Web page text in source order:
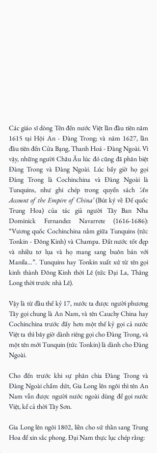
Các giáo sĩ dòng Tên đến nước Việt lần đầu tiên năm
1615 tại Hội An - Đàng Trong; và năm 1627, lần
đầu tiên đến Cửa Bạng, Thanh Hoá - Đàng Ngoài. Vì
vậy, những người Châu Âu lúc đó cũng đã phân biệt
Đàng Trong và Đàng Ngoài. Lúc bấy giờ họ gọi
Đàng Trong là Cochinchina và Đàng Ngoài là
Tunquins, như ghi chép trong quyển sách ‘An
Account of the Empire of China’ (Bút ký về Đế quốc
Trung Hoa) của tác giả người Tây Ban Nha
Dominick Fernandez Navarrete (1616-1686):
“Vương quốc Cochinchina nằm giữa Tunquins (tức
Tonkin - Đông Kinh) và Champa. Đất nước tốt đẹp
và nhiều tơ lụa và họ mang sang buôn bán với
Manila…”. Tunquins hay Tonkin xuất xứ từ tên gọi
kinh thành Đông Kinh thời Lê (tức Đại La, Thăng
Long thời trước nhà Lê).
Vậy là từ đầu thế kỷ 17, nước ta được người phương
Tây gọi chung là An Nam, và tên Cauchy China hay
Cochinchina trước đấy hơn một thế kỷ gọi cả nước
Việt ta thì bây giờ dành riêng gọi cho Đàng Trong, và
một tên mới Tunquin (tức Tonkin) là dành cho Đàng
Ngoài.
Cho đến trước khi sự phân chia Đàng Trong và
Đàng Ngoài chấm dứt, Gia Long lên ngôi thì tên An
Nam vẫn được người nước ngoài dùng để gọi nước
Việt, kể cả thời Tây Sơn.
Gia Long lên ngôi 1802, liền cho sứ thần sang Trung
Hoa để xin sắc phong. Đại Nam thực lục chép rằng: